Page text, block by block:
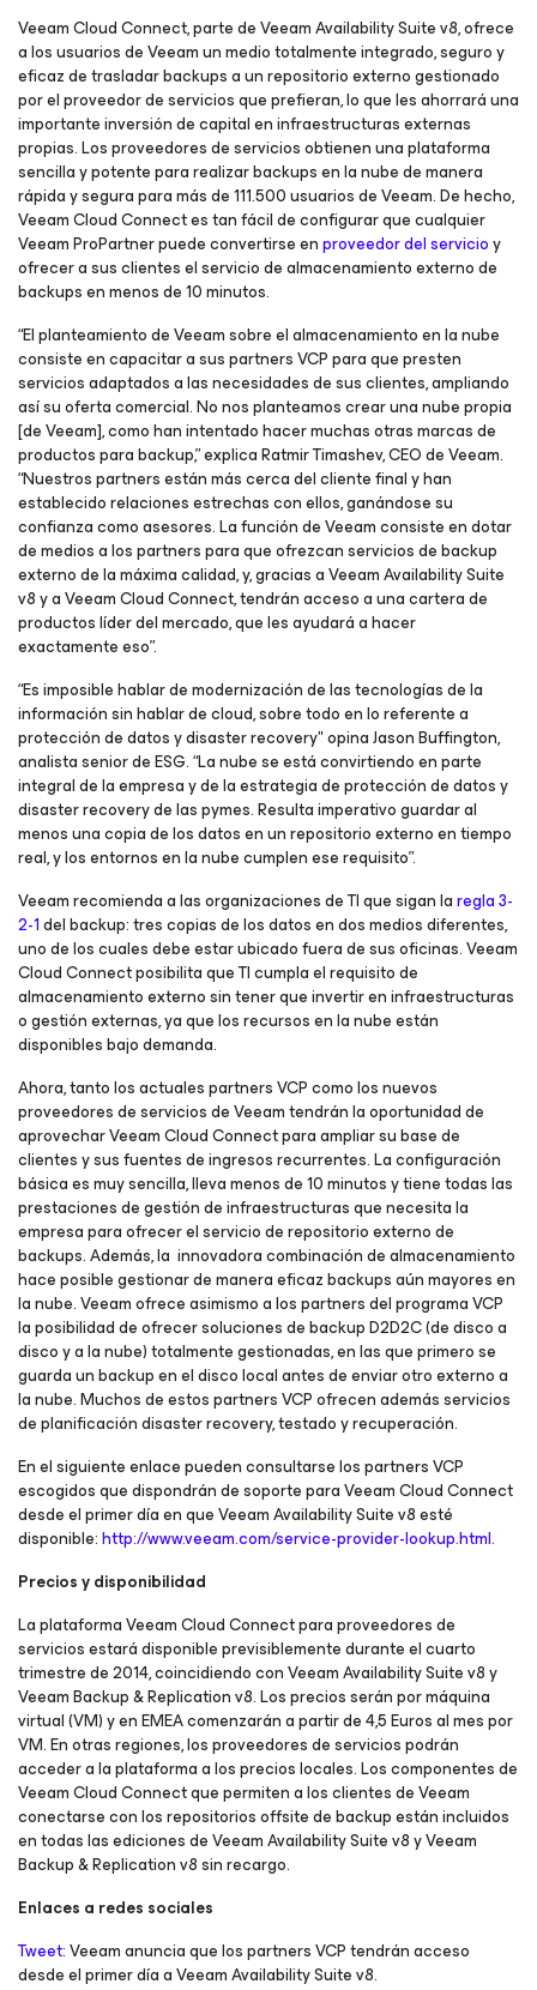
Veeam Cloud Connect, parte de Veeam Availability Suite v8, ofrece
a los usuarios de Veeam un medio totalmente integrado, seguro y
eficaz de trasladar backups a un repositorio externo gestionado
por el proveedor de servicios que prefieran, lo que les ahorrará una
importante inversión de capital en infraestructuras externas
propias. Los proveedores de servicios obtienen una plataforma
sencilla y potente para realizar backups en la nube de manera
rápida y segura para más de 111.500 usuarios de Veeam. De hecho,
Veeam Cloud Connect es tan fácil de configurar que cualquier
Veeam ProPartner puede convertirse enproveedor del servicioy
ofrecer a sus clientes el servicio de almacenamiento externo de
backups en menos de 10 minutos.
“El planteamiento de Veeam sobre el almacenamiento en la nube
consiste en capacitar a sus partners VCP para que presten
servicios adaptados a las necesidades de sus clientes, ampliando
así su oferta comercial. No nos planteamos crear una nube propia
[de Veeam], como han intentado hacer muchas otras marcas de
productos para backup,” explica Ratmir Timashev, CEO de Veeam.
“Nuestros partners están más cerca del cliente final y han
establecido relaciones estrechas con ellos, ganándose su
confianza como asesores. La función de Veeam consiste en dotar
de medios a los partners para que ofrezcan servicios de backup
externo de la máxima calidad, y, gracias a Veeam Availability Suite
v8 y a Veeam Cloud Connect, tendrán acceso a una cartera de
productos líder del mercado, que les ayudará a hacer
exactamente eso”.
“Es imposible hablar de modernización de las tecnologías de la
información sin hablar de cloud, sobre todo en lo referente a
protección de datos y disaster recovery" opina Jason Buffington,
analista senior de ESG. “La nube se está convirtiendo en parte
integral de la empresa y de la estrategia de protección de datos y
disaster recovery de las pymes. Resulta imperativo guardar al
menos una copia de los datos en un repositorio externo en tiempo
real, y los entornos en la nube cumplen ese requisito”.
Veeam recomienda a las organizaciones de TI que sigan laregla 3-
2-1del backup: tres copias de los datos en dos medios diferentes,
uno de los cuales debe estar ubicado fuera de sus oficinas. Veeam
Cloud Connect posibilita que TI cumpla el requisito de
almacenamiento externo sin tener que invertir en infraestructuras
o gestión externas, ya que los recursos en la nube están
disponibles bajo demanda.
Ahora, tanto los actuales partners VCP como los nuevos
proveedores de servicios de Veeam tendrán la oportunidad de
aprovechar Veeam Cloud Connect para ampliar su base de
clientes y sus fuentes de ingresos recurrentes. La configuración
básica es muy sencilla, lleva menos de 10 minutos y tiene todas las
prestaciones de gestión de infraestructuras que necesita la
empresa para ofrecer el servicio de repositorio externo de
backups. Además, la innovadora combinación de almacenamiento
hace posible gestionar de manera eficaz backups aún mayores en
la nube. Veeam ofrece asimismo a los partners del programa VCP
la posibilidad de ofrecer soluciones de backup D2D2C (de disco a
disco y a la nube) totalmente gestionadas, en las que primero se
guarda un backup en el disco local antes de enviar otro externo a
la nube. Muchos de estos partners VCP ofrecen además servicios
de planificación disaster recovery, testado y recuperación.
En el siguiente enlace pueden consultarse los partners VCP
escogidos que dispondrán de soporte para Veeam Cloud Connect
desde el primer día en que Veeam Availability Suite v8 esté
disponible:http://www.veeam.com/service-provider-lookup.html.
Precios y disponibilidad
La plataforma Veeam Cloud Connect para proveedores de
servicios estará disponible previsiblemente durante el cuarto
trimestre de 2014, coincidiendo con Veeam Availability Suite v8 y
Veeam Backup & Replication v8. Los precios serán por máquina
virtual (VM) y en EMEA comenzarán a partir de 4,5 Euros al mes por
VM. En otras regiones, los proveedores de servicios podrán
acceder a la plataforma a los precios locales. Los componentes de
Veeam Cloud Connect que permiten a los clientes de Veeam
conectarse con los repositorios offsite de backup están incluidos
en todas las ediciones de Veeam Availability Suite v8 y Veeam
Backup & Replication v8 sin recargo.
Enlaces a redes sociales
Tweet: Veeam anuncia que los partners VCP tendrán acceso
desde el primer día a Veeam Availability Suite v8.